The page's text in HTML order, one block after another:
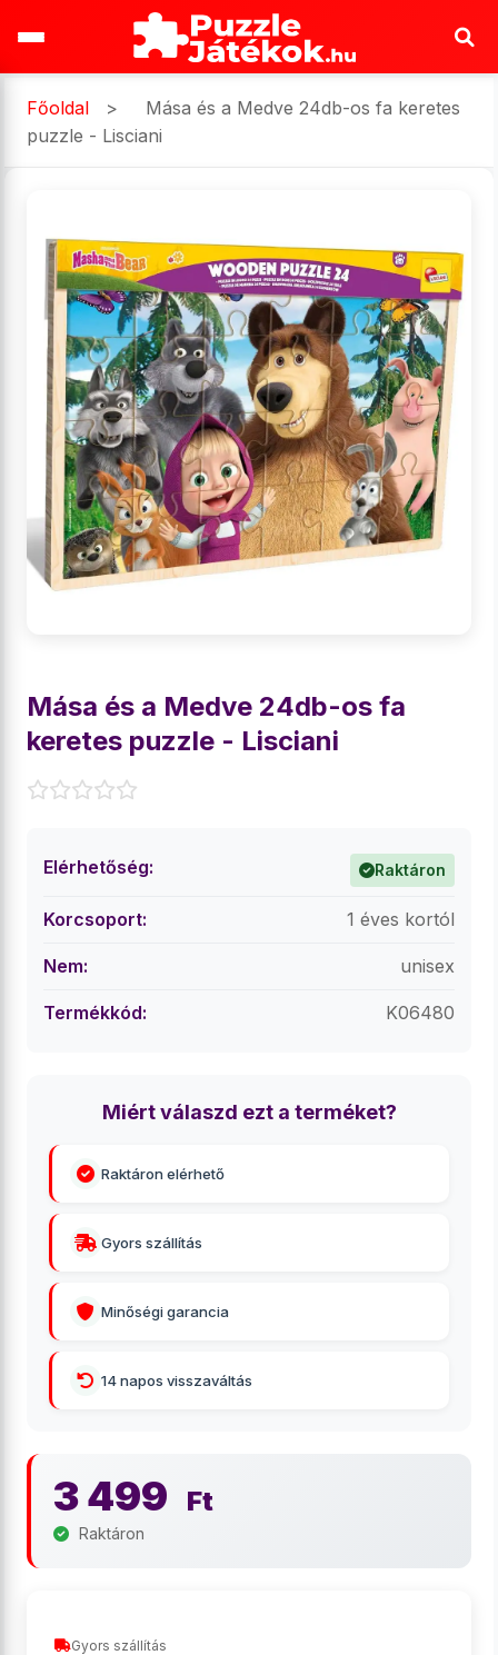
Főoldal >
Mása és a Medve 24db-os fa keretes
puzzle - Lisciani
Mása és a Medve 24db-os fa
keretes puzzle - Lisciani
Elérhetőség: Raktáron
Korcsoport: 1 éves kortól
Nem: unisex
Termékkód: K06480
Miért válaszd ezt a terméket?
Raktáron elérhető
Gyors szállítás
Minőségi garancia
14 napos visszaváltás
3 499 Ft
Raktáron
Gyors szállítás